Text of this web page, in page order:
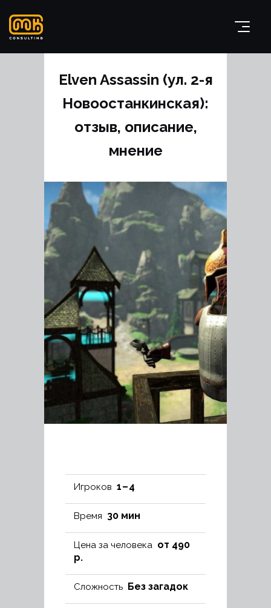
Elven Assassin (ул. 2-я
Новоостанкинская):
отзыв, описание,
мнение
Игроков 1 – 4
Время 30 мин
Цена за человека от 490
р.
Сложность Без загадок